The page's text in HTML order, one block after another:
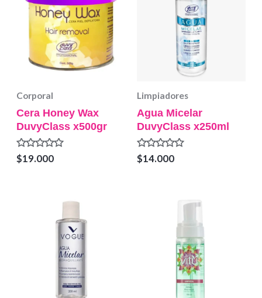
Corporal
Cera Honey Wax
DuvyClass x500gr
Valorado
en
$19.000
Limpiadores
Agua Micelar
DuvyClass x250ml
Valorado
en
$14.000